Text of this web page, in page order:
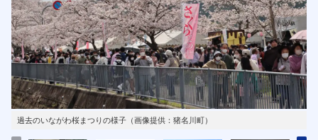
過去のいながわ桜まつりの様子（画像提供：猪名川町）